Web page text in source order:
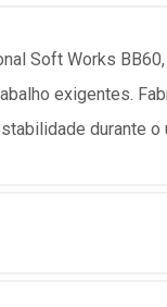
Soft Works
exigentes.
durante o